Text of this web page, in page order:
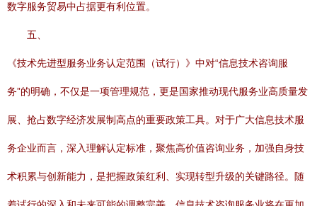
数字服务贸易中占据更有利位置。
五、
《技术先进型服务业务认定范围（试行）》中对“信息技术咨询服
务”的明确，不仅是一项管理规范，更是国家推动现代服务业高质量发
展、抢占数字经济发展制高点的重要政策工具。对于广大信息技术服
务企业而言，深入理解认定标准，聚焦高价值咨询业务，加强自身技
术积累与创新能力，是把握政策红利、实现转型升级的关键路径。随